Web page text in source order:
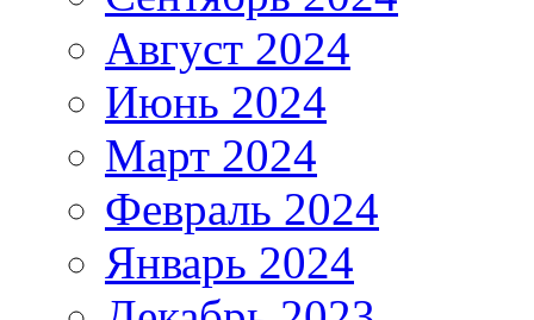
Август 2024
Июнь 2024
Март 2024
Февраль 2024
Январь 2024